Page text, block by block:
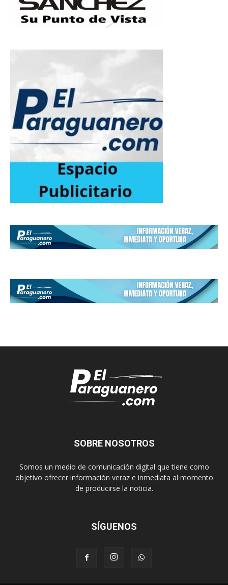
SOBRE NOSOTROS
Somos un medio de comunicación digital que tiene como
objetivo ofrecer información veraz e inmediata al momento
de producirse la noticia.
SÍGUENOS